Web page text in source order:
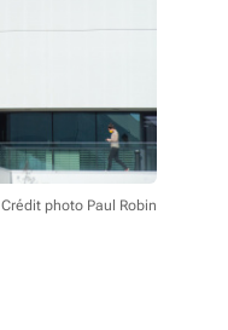
Crédit photo Paul Robin